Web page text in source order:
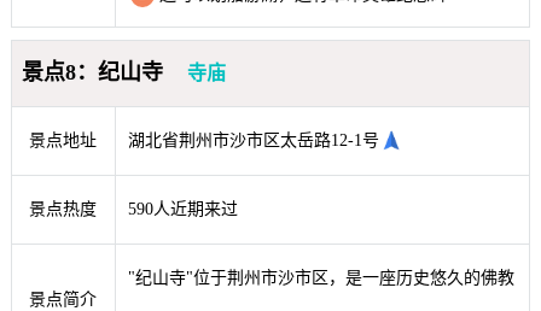
景点8：纪山寺 寺庙
景点地址 湖北省荆州市沙市区太岳路12-1号
景点热度 590人近期来过
景点简介
"纪山寺"位于荆州市沙市区，是一座历史悠久的佛教